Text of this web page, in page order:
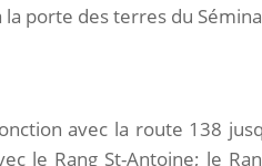
la porte des terres du
avec la route 138
le Rang St-Antoine; le